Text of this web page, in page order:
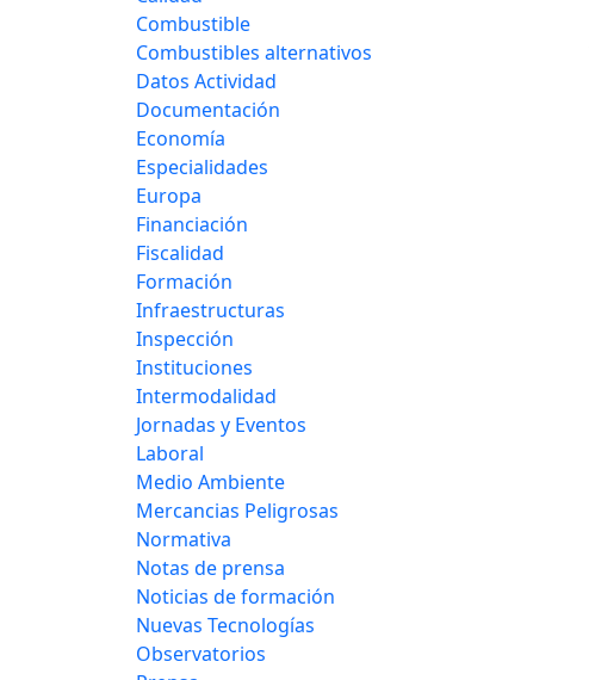
Combustible
Combustibles alternativos
Datos Actividad
Documentación
Economía
Especialidades
Europa
Financiación
Fiscalidad
Formación
Infraestructuras
Inspección
Instituciones
Intermodalidad
Jornadas y Eventos
Laboral
Medio Ambiente
Mercancias Peligrosas
Normativa
Notas de prensa
Noticias de formación
Nuevas Tecnologías
Observatorios